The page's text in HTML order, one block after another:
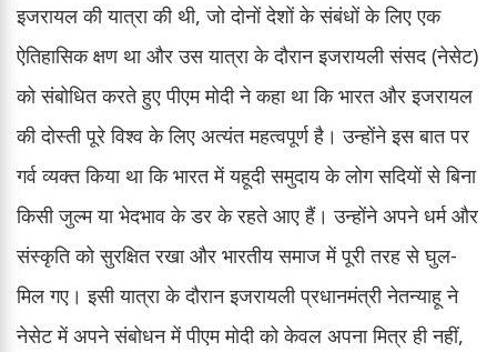
इजरायल की यात्रा की थी, जो दोनों देशों के संबंधों के लिए एक
ऐतिहासिक क्षण था और उस यात्रा के दौरान इजरायली संसद (नेसेट)
को संबोधित करते हुए पीएम मोदी ने कहा था कि भारत और इजरायल
की दोस्ती पूरे विश्व के लिए अत्यंत महत्वपूर्ण है। उन्होंने इस बात पर
गर्व व्यक्त किया था कि भारत में यहूदी समुदाय के लोग सदियों से बिना
किसी जुल्म या भेदभाव के डर के रहते आए हैं। उन्होंने अपने धर्म और
संस्कृति को सुरक्षित रखा और भारतीय समाज में पूरी तरह से घुल-
मिल गए। इसी यात्रा के दौरान इजरायली प्रधानमंत्री नेतन्याहू ने
नेसेट में अपने संबोधन में पीएम मोदी को केवल अपना मित्र ही नहीं,